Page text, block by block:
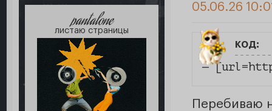
pantalone
листаю страницы
05.06.26
код:
—
Перебиваю